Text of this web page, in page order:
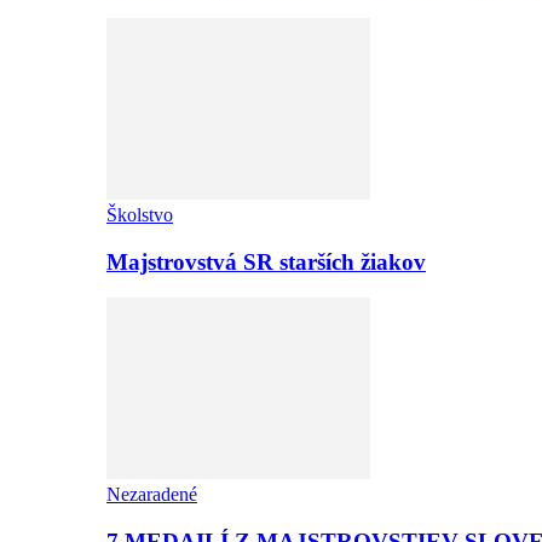
Školstvo
Majstrovstvá SR starších žiakov
Nezaradené